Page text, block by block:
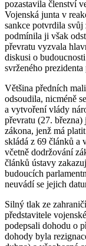
pozastavila členství
Vojenská junta v
sankce potvrdila
podmínila ji však
převratu vyzvala
diskusi o
svrženého
Většina předních
odsoudila, nicméně
a vytvoření vlády
převratu (27.
zákona, jenž má
skládá z 69 článků a
včetně dodržování
článků ústavy
budoucích
neuvádí se jejich
Silný tlak ze
představitele
podepsali dohodu o
dohody byla